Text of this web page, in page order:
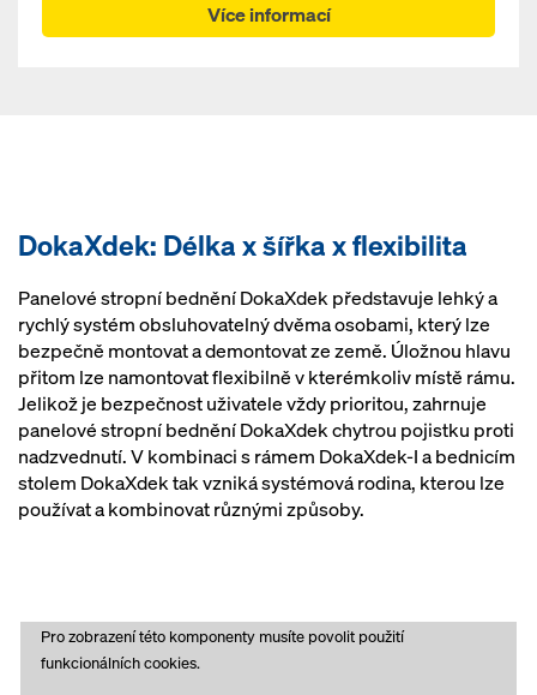
Více informací
DokaXdek: Délka x šířka x flexibilita
Panelové stropní bednění DokaXdek představuje lehký a
rychlý systém obsluhovatelný dvěma osobami, který lze
bezpečně montovat a demontovat ze země. Úložnou hlavu
přitom lze namontovat flexibilně v kterémkoliv místě rámu.
Jelikož je bezpečnost uživatele vždy prioritou, zahrnuje
panelové stropní bednění DokaXdek chytrou pojistku proti
nadzvednutí. V kombinaci s rámem DokaXdek-I a bednicím
stolem DokaXdek tak vzniká systémová rodina, kterou lze
používat a kombinovat různými způsoby.
Pro zobrazení této komponenty musíte povolit použití
funkcionálních cookies.